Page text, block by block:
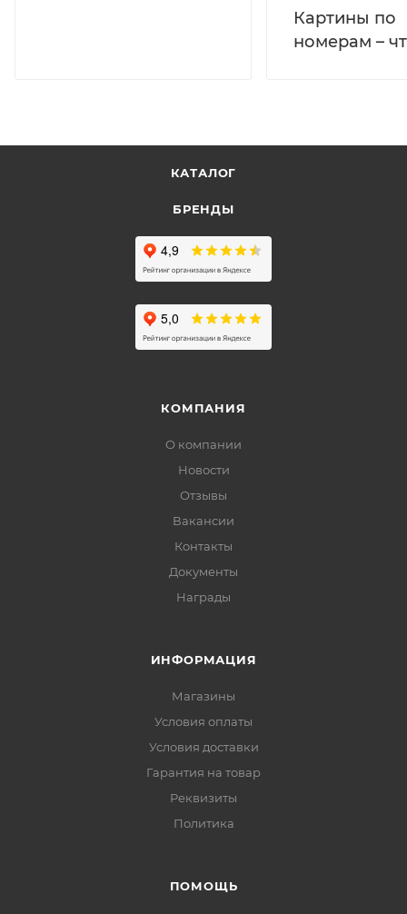
Картины по
номерам –
КАТАЛОГ
БРЕНДЫ
КОМПАНИЯ
О компании
Новости
Отзывы
Вакансии
Контакты
Документы
Награды
ИНФОРМАЦИЯ
Магазины
Условия оплаты
Условия доставки
Гарантия на товар
Реквизиты
Политика
ПОМОЩЬ